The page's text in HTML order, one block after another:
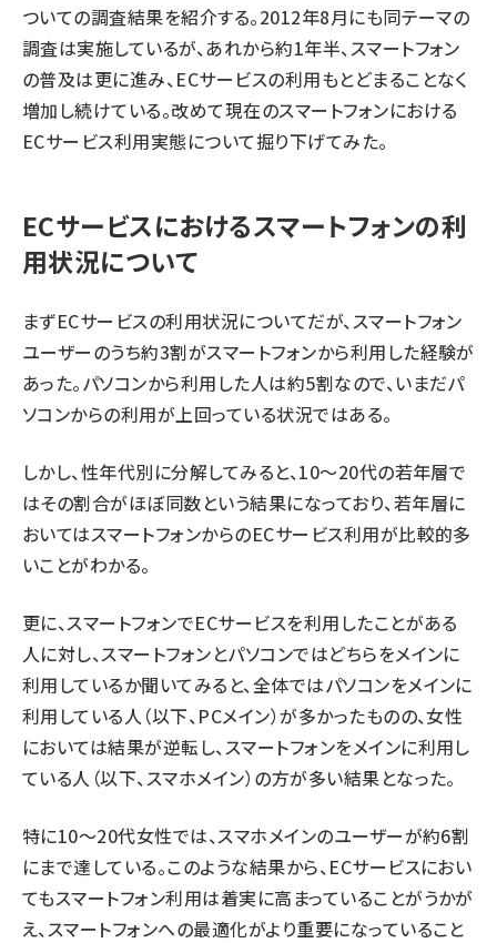
ついての調査結果を紹介する。2012年8月にも同テーマの
調査は実施しているが、あれから約1年半、スマートフォン
の普及は更に進み、ECサービスの利用もとどまることなく
増加し続けている。改めて現在のスマートフォンにおける
ECサービス利用実態について掘り下げてみた。
ECサービスにおけるスマートフォンの利
用状況について
まずECサービスの利用状況についてだが、スマートフォン
ユーザーのうち約3割がスマートフォンから利用した経験が
あった。パソコンから利用した人は約5割なので、いまだパ
ソコンからの利用が上回っている状況ではある。
しかし、性年代別に分解してみると、10～20代の若年層で
はその割合がほぼ同数という結果になっており、若年層に
おいてはスマートフォンからのECサービス利用が比較的多
いことがわかる。
更に、スマートフォンでECサービスを利用したことがある
人に対し、スマートフォンとパソコンではどちらをメインに
利用しているか聞いてみると、全体ではパソコンをメインに
利用している人（以下、PCメイン）が多かったものの、女性
においては結果が逆転し、スマートフォンをメインに利用し
ている人（以下、スマホメイン）の方が多い結果となった。
特に10～20代女性では、スマホメインのユーザーが約6割
にまで達している。このような結果から、ECサービスにおい
てもスマートフォン利用は着実に高まっていることがうかが
え、スマートフォンへの最適化がより重要になっていること